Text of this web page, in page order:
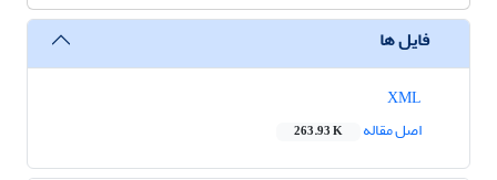
فایل ها
اصل مقاله
263.93 K